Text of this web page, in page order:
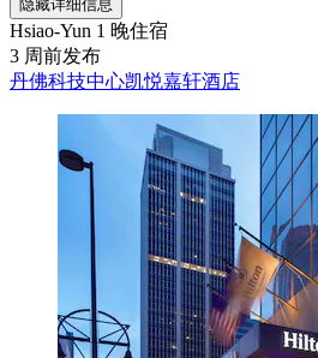
隐藏详细信息
Hsiao-Yun 1 晚住宿
3 周前发布
丹佛科技中心凯悦嘉轩酒店